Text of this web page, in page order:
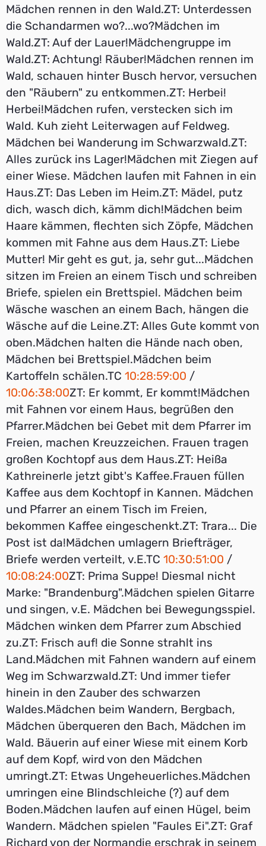
Mädchen rennen in den Wald.ZT: Unterdessen
die Schandarmen wo?...wo?Mädchen im
Wald.ZT: Auf der Lauer!Mädchengruppe im
Wald.ZT: Achtung! Räuber!Mädchen rennen im
Wald, schauen hinter Busch hervor, versuchen
den "Räubern" zu entkommen.ZT: Herbei!
Herbei!Mädchen rufen, verstecken sich im
Wald. Kuh zieht Leiterwagen auf Feldweg.
Mädchen bei Wanderung im Schwarzwald.ZT:
Alles zurück ins Lager!Mädchen mit Ziegen auf
einer Wiese. Mädchen laufen mit Fahnen in ein
Haus.ZT: Das Leben im Heim.ZT: Mädel, putz
dich, wasch dich, kämm dich!Mädchen beim
Haare kämmen, flechten sich Zöpfe, Mädchen
kommen mit Fahne aus dem Haus.ZT: Liebe
Mutter! Mir geht es gut, ja, sehr gut...Mädchen
sitzen im Freien an einem Tisch und schreiben
Briefe, spielen ein Brettspiel. Mädchen beim
Wäsche waschen an einem Bach, hängen die
Wäsche auf die Leine.ZT: Alles Gute kommt von
oben.Mädchen halten die Hände nach oben,
Mädchen bei Brettspiel.Mädchen beim
Kartoffeln schälen.TC 10:28:59:00 /
10:06:38:00ZT: Er kommt, Er kommt!Mädchen
mit Fahnen vor einem Haus, begrüßen den
Pfarrer.Mädchen bei Gebet mit dem Pfarrer im
Freien, machen Kreuzzeichen. Frauen tragen
großen Kochtopf aus dem Haus.ZT: Heißa
Kathreinerle jetzt gibt's Kaffee.Frauen füllen
Kaffee aus dem Kochtopf in Kannen. Mädchen
und Pfarrer an einem Tisch im Freien,
bekommen Kaffee eingeschenkt.ZT: Trara... Die
Post ist da!Mädchen umlagern Briefträger,
Briefe werden verteilt, v.E.TC 10:30:51:00 /
10:08:24:00ZT: Prima Suppe! Diesmal nicht
Marke: "Brandenburg".Mädchen spielen Gitarre
und singen, v.E. Mädchen bei Bewegungsspiel.
Mädchen winken dem Pfarrer zum Abschied
zu.ZT: Frisch auf! die Sonne strahlt ins
Land.Mädchen mit Fahnen wandern auf einem
Weg im Schwarzwald.ZT: Und immer tiefer
hinein in den Zauber des schwarzen
Waldes.Mädchen beim Wandern, Bergbach,
Mädchen überqueren den Bach, Mädchen im
Wald. Bäuerin auf einer Wiese mit einem Korb
auf dem Kopf, wird von den Mädchen
umringt.ZT: Etwas Ungeheuerliches.Mädchen
umringen eine Blindschleiche (?) auf dem
Boden.Mädchen laufen auf einen Hügel, beim
Wandern. Mädchen spielen "Faules Ei".ZT: Graf
Richard von der Normandie erschrak in seinem